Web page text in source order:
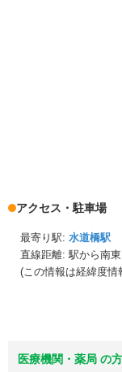
アクセス・駐車場
最寄り駅: 水道橋駅
直線距離: 駅から南
(この情報は経緯度
医療機関・薬局 の